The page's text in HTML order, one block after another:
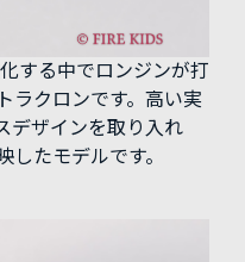
する中でロンジンが打
ラクロンです。高い実
デザインを取り入れ
たモデルです。